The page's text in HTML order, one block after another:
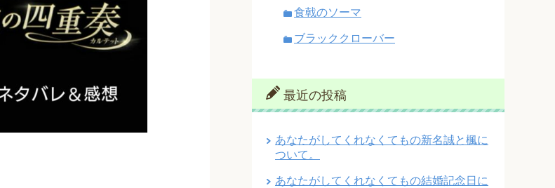
食戟のソーマ
ブラッククローバー
最近の投稿
あなたがしてくれなくてもの新名誠と楓に
ついて。
あなたがしてくれなくてもの結婚記念日に